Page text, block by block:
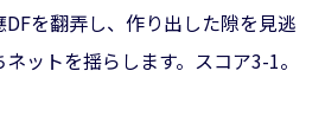
を翻弄し、作り出した隙を見逃
ットを揺らします。スコア3-1。